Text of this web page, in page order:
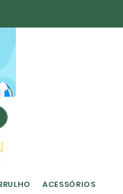
ACESSÓRIOS